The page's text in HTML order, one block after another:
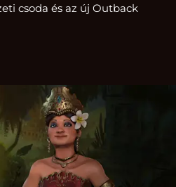
csoda és az új Outback